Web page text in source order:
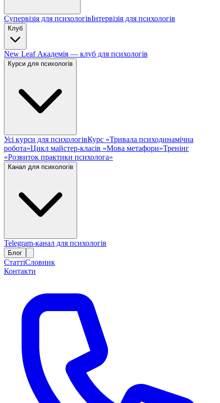
Супервізія для психологівІнтервізія для психологів
Клуб
New Leaf Академія — клуб для психологів
Курси для психологів
Усі курси для психологівКурс «Тривала психодинамічна
робота»Цикл майстер-класів «Мова метафори»Тренінг
«Розвиток практики психолога»
Канал для психологів
Telegram-канал для психологів
Блог
СтаттіСловник
Контакти